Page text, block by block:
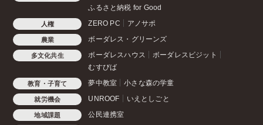
ふるさと納税 for Good
人権 ZERO PC アノサポ
農業 ボーダレス・グリーンズ
多文化共生 ボーダレスハウス
ボーダレスビジット
むすびば
教育・子育て 夢中教室 小さな森の学童
就労機会 UNROOF いえとしごと
地域課題 公民連携室